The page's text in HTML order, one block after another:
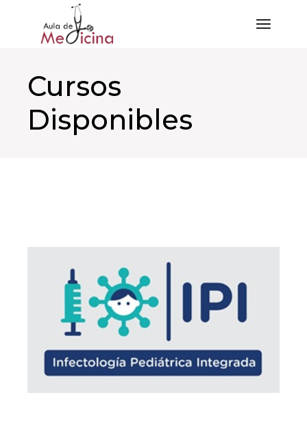
contenido
Cursos
Disponibles